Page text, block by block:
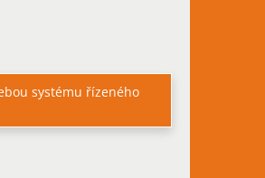
systému řízeného